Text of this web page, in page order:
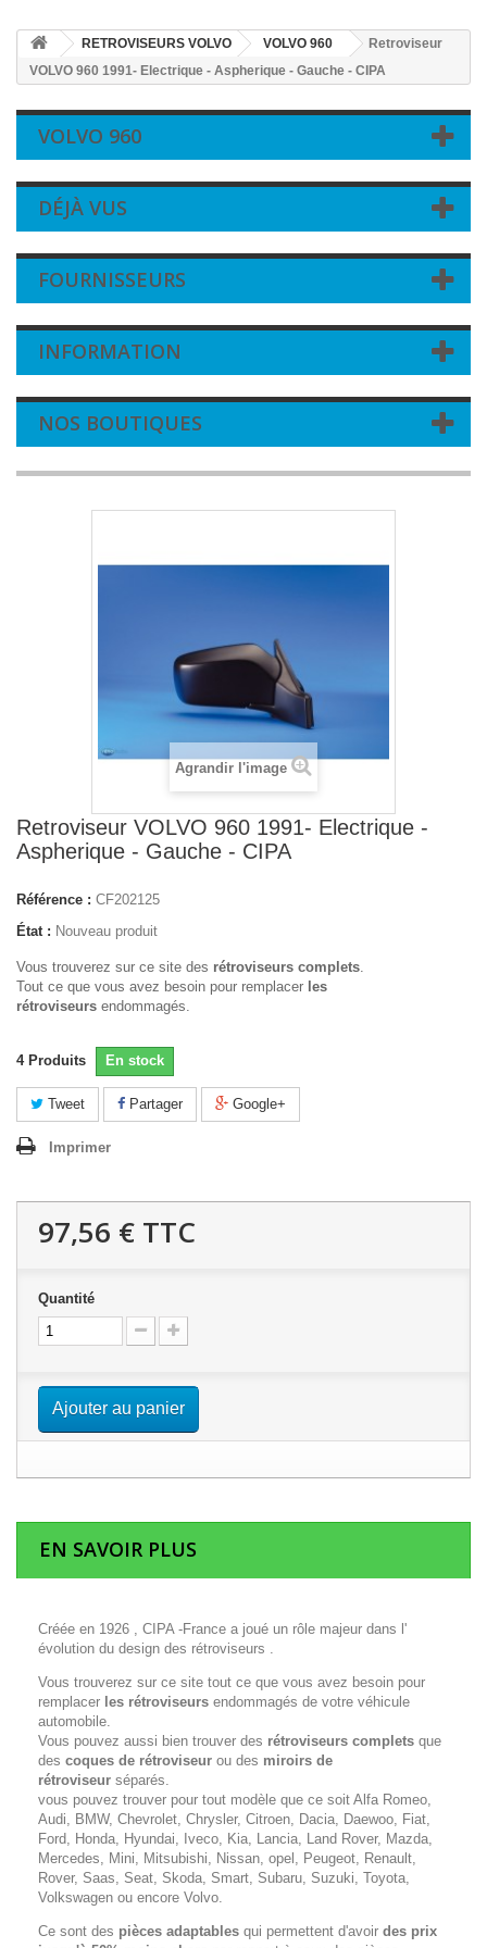
RETROVISEURS VOLVO VOLVO 960
Retroviseur
VOLVO 960 1991- Electrique - Aspherique - Gauche - CIPA
VOLVO 960
DÉJÀ VUS
FOURNISSEURS
INFORMATION
NOS BOUTIQUES
Agrandir l'image
Retroviseur VOLVO 960 1991- Electrique -
Aspherique - Gauche - CIPA
Référence : CF202125
État : Nouveau produit
Vous trouverez sur ce site des rétroviseurs complets.
Tout ce que vous avez besoin pour remplacer les
rétroviseurs endommagés.
4 Produits En stock
Tweet Partager Google+
Imprimer
97,56 € TTC
Quantité
Ajouter au panier
EN SAVOIR PLUS
Créée en 1926 , CIPA -France a joué un rôle majeur dans l'
évolution du design des rétroviseurs .
Vous trouverez sur ce site tout ce que vous avez besoin pour
remplacer les rétroviseurs endommagés de votre véhicule
automobile.
Vous pouvez aussi bien trouver des rétroviseurs complets que
des coques de rétroviseur ou des miroirs de
rétroviseur séparés.
vous pouvez trouver pour tout modèle que ce soit Alfa Romeo,
Audi, BMW, Chevrolet, Chrysler, Citroen, Dacia, Daewoo, Fiat,
Ford, Honda, Hyundai, Iveco, Kia, Lancia, Land Rover, Mazda,
Mercedes, Mini, Mitsubishi, Nissan, opel, Peugeot, Renault,
Rover, Saas, Seat, Skoda, Smart, Subaru, Suzuki, Toyota,
Volkswagen ou encore Volvo.
Ce sont des pièces adaptables qui permettent d'avoir des prix